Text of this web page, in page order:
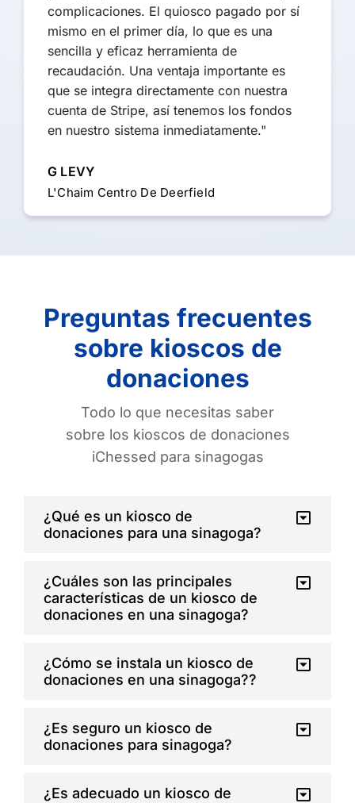
complicaciones. El quiosco pagado por sí
mismo en el primer día, lo que es una
sencilla y eficaz herramienta de
recaudación. Una ventaja importante es
que se integra directamente con nuestra
cuenta de Stripe, así tenemos los fondos
en nuestro sistema inmediatamente."
G LEVY
L'Chaim Centro De Deerfield
Preguntas frecuentes
sobre kioscos de
donaciones
Todo lo que necesitas saber
sobre los kioscos de donaciones
iChessed para sinagogas
¿Qué es un kiosco de
donaciones para una sinagoga?
¿Cuáles son las principales
características de un kiosco de
donaciones en una sinagoga?
¿Cómo se instala un kiosco de
donaciones en una sinagoga??
¿Es seguro un kiosco de
donaciones para sinagoga?
¿Es adecuado un kiosco de